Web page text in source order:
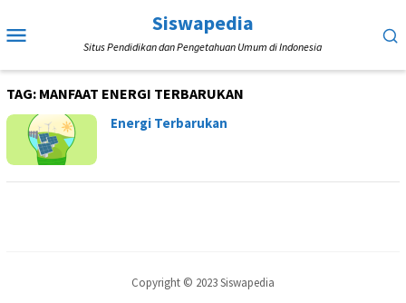
ke
Mobile
Siswapedia
Situs Pendidikan dan Pengetahuan Umum di Indonesia
TAG: MANFAAT ENERGI TERBARUKAN
Energi Terbarukan
Copyright © 2023 Siswapedia